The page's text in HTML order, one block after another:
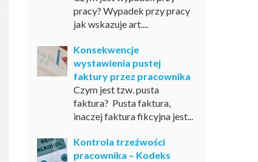
pracy? Wypadek przy pracy
jak wskazuje art....
Konsekwencje
wystawienia pustej
faktury przez pracownika
Czym jest tzw. pusta
faktura? Pusta faktura,
inaczej faktura fikcyjna jest...
Kontrola trzeźwości
pracownika – Kodeks